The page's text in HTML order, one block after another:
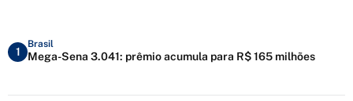
1
Brasil
Mega-Sena 3.041: prêmio acumula para R$ 165 milhões